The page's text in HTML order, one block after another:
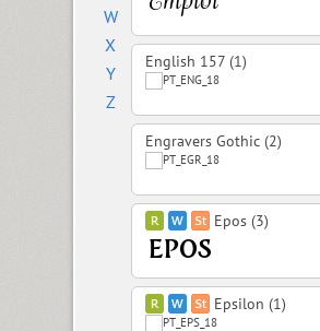
W
X
Y
Z
English 157 (1)
Engravers Gothic (2)
Epos (3)
Epsilon (1)